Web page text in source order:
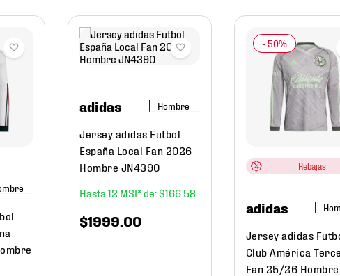
adidas Hombre
Jersey adidas Futbol
España Local Fan 2026
Hombre JN4390
12
$166 58
$1999.00
Rebajas
adidas
Jersey adidas
Club América
Fan 25/26 Hombre